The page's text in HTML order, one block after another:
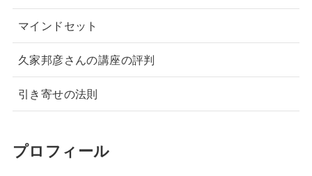
マインドセット
久家邦彦さんの講座の評判
引き寄せの法則
プロフィール